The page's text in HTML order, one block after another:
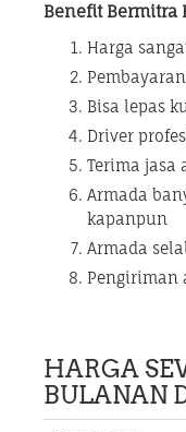
Benefit Bermitra
Harga
Bisa lepas
Driver
Terima jasa
Armada
kapanpun
Armada
Pengiriman
HARGA
BULANAN